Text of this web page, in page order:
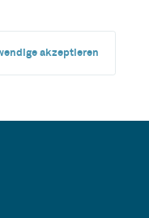
akzeptieren